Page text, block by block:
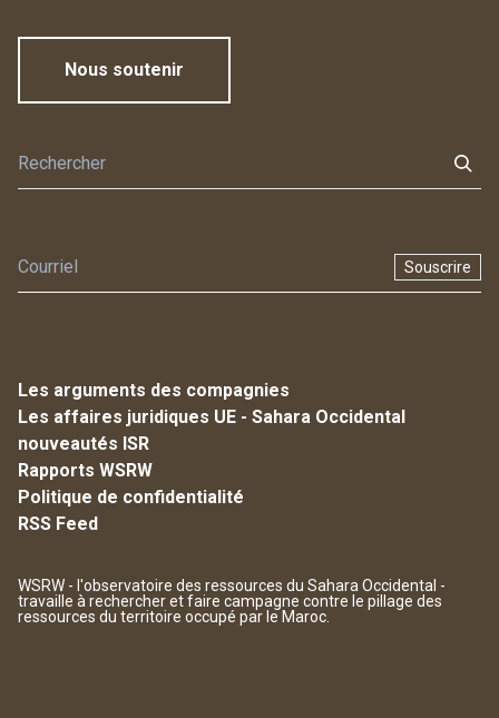
Nous soutenir
Souscrire
Les arguments des compagnies
Les affaires juridiques UE - Sahara Occidental
nouveautés ISR
Rapports WSRW
Politique de confidentialité
RSS Feed
WSRW - l'observatoire des ressources du Sahara Occidental -
travaille à rechercher et faire campagne contre le pillage des
ressources du territoire occupé par le Maroc.